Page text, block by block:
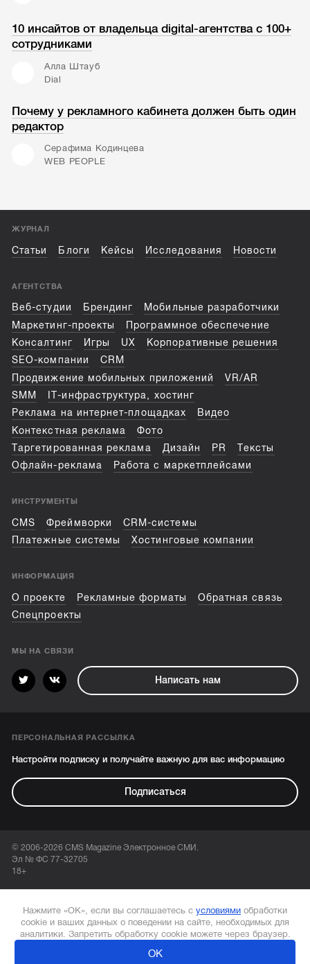
10 инсайтов от владельца digital-агентства с 100+
сотрудниками
Алла Штауб
Dial
Почему у рекламного кабинета должен быть один
редактор
Серафима Кодинцева
WEB PEOPLE
ЖУРНАЛ
Статьи Блоги Кейсы Исследования Новости
АГЕНТСТВА
Веб-студии Брендинг
Мобильные разработчики
Маркетинг-проекты
Программное обеспечение
Консалтинг
Игры UX
Корпоративные решения
SEO-компании
CRM
Продвижение мобильных приложений
VR/AR
SMM
IT-инфраструктура, хостинг
Реклама на интернет-площадках
Видео
Контекстная реклама
Фото
Таргетированная реклама
Дизайн PR
Тексты
Офлайн-реклама
Работа с маркетплейсами
ИНСТРУМЕНТЫ
CMS Фреймворки
CRM-системы
Платежные системы
Хостинговые компании
ИНФОРМАЦИЯ
О проекте Рекламные форматы
Обратная связь
Спецпроекты
МЫ НА СВЯЗИ
Написать нам
ПЕРСОНАЛЬНАЯ РАССЫЛКА
Настройти подписку и получайте важную для вас информацию
Подписаться
© 2006-2026 CMS Magazine Электронное СМИ.
Эл № ФС 77-32705
18+
Нажмите «ОК», если вы соглашаетесь с условиями обработки
cookie и ваших данных о поведении на сайте, необходимых для
аналитики. Запретить обработку cookie можете через браузер.
ОК